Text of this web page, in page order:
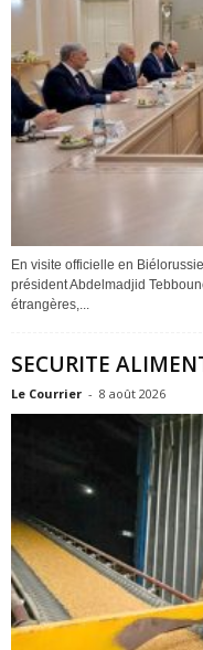
En visite officielle en
président Abdelmadjid
étrangères,...
SECURITE
Le Courrier - 8 août 2026